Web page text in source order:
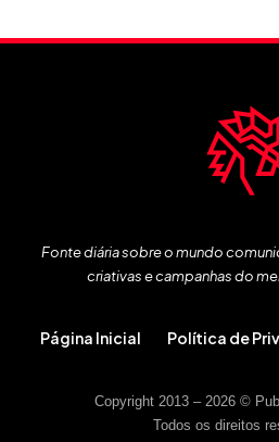
Fonte diária sobre o mundo
criativas e campanhas do
Página Inicial Política de
Copyright 2013 – 2026 ©
Todos os direitos